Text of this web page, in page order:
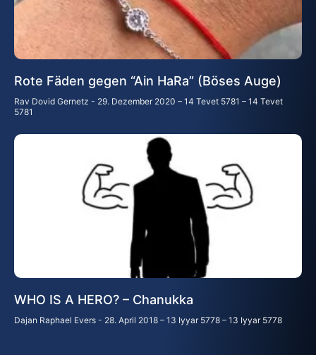
Rote Fäden gegen “Ain HaRa” (Böses Auge)
Rav Dovid Gernetz
29. Dezember 2020 – 14 Tevet 5781 – 14 Tevet
5781
WHO IS A HERO? – Chanukka
Dajan Raphael Evers 28. April 2018 – 13 Iyyar 5778 – 13 Iyyar 5778